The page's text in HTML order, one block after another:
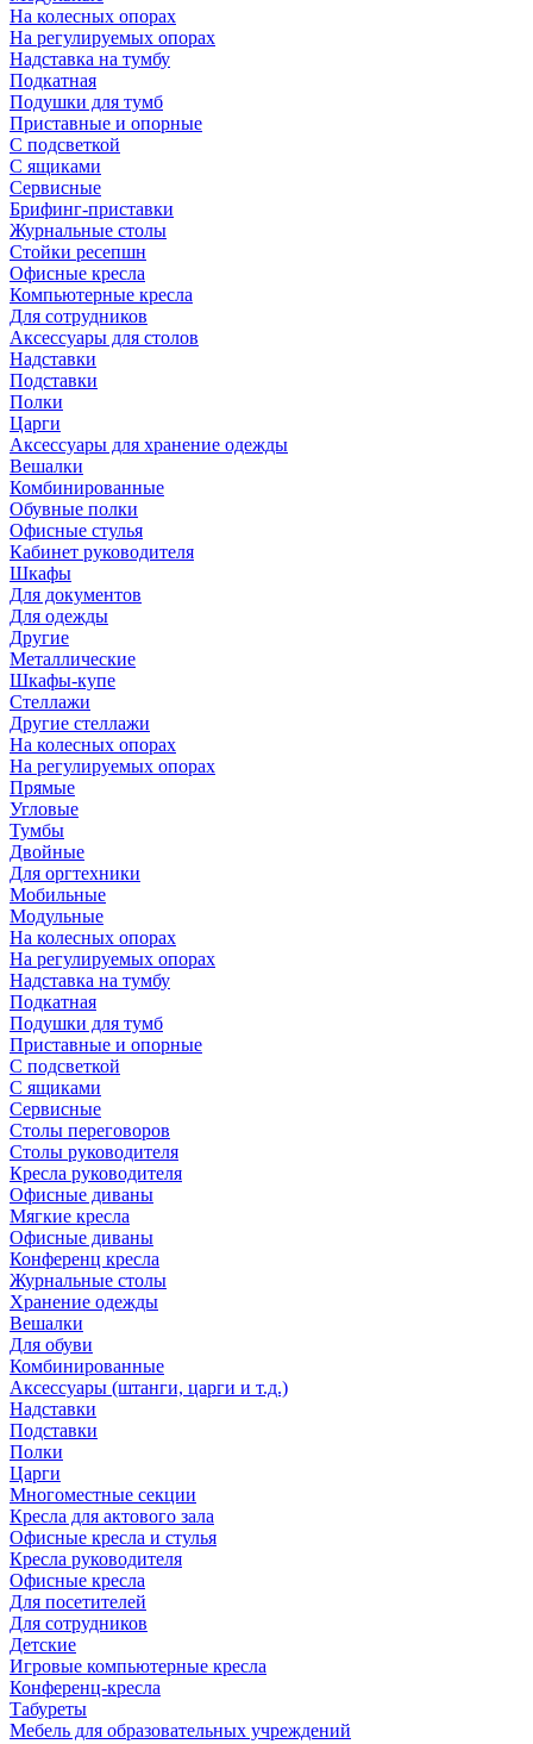
На колесных опорах
На регулируемых опорах
Надставка на тумбу
Подкатная
Подушки для тумб
Приставные и опорные
С подсветкой
С ящиками
Сервисные
Брифинг-приставки
Журнальные столы
Стойки ресепшн
Офисные кресла
Компьютерные кресла
Для сотрудников
Аксессуары для столов
Надставки
Подставки
Полки
Царги
Аксессуары для хранение одежды
Вешалки
Комбинированные
Обувные полки
Офисные стулья
Кабинет руководителя
Шкафы
Для документов
Для одежды
Другие
Металлические
Шкафы-купе
Стеллажи
Другие стеллажи
На колесных опорах
На регулируемых опорах
Прямые
Угловые
Тумбы
Двойные
Для оргтехники
Мобильные
Модульные
На колесных опорах
На регулируемых опорах
Надставка на тумбу
Подкатная
Подушки для тумб
Приставные и опорные
С подсветкой
С ящиками
Сервисные
Столы переговоров
Столы руководителя
Кресла руководителя
Офисные диваны
Мягкие кресла
Офисные диваны
Конференц кресла
Журнальные столы
Хранение одежды
Вешалки
Для обуви
Комбинированные
Аксессуары (штанги, царги и т.д.)
Надставки
Подставки
Полки
Царги
Многоместные секции
Кресла для актового зала
Офисные кресла и стулья
Кресла руководителя
Офисные кресла
Для посетителей
Для сотрудников
Детские
Игровые компьютерные кресла
Конференц-кресла
Табуреты
Мебель для образовательных учреждений